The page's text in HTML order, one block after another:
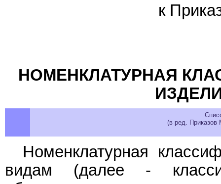
к
НОМЕНКЛАТУРНАЯ
(в ред. Приказов
Номенклатурная
видам (далее -